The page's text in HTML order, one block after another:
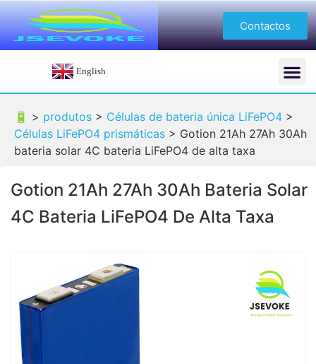
Contactos
English
🔋 > produtos > Células de bateria única LiFePO4 >
Células LiFePO4 prismáticas > Gotion 21Ah 27Ah 30Ah
bateria solar 4C bateria LiFePO4 de alta taxa
Gotion 21Ah 27Ah 30Ah Bateria Solar
4C Bateria LiFePO4 De Alta Taxa